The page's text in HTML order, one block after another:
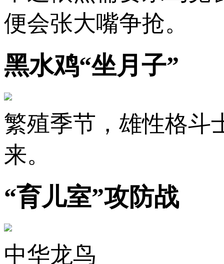
便会张大嘴争抢。
黑水鸡“坐月子”
繁殖季节，雄性格斗
来。
“育儿室”攻防战
中华龙鸟